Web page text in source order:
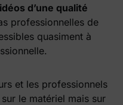
d’une qualité
professionnelles de
quasiment à
et les professionnels
le matériel mais sur